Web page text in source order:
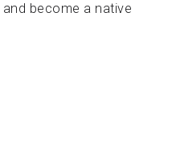
become a native